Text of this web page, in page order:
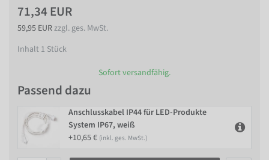
71,34 EUR
59,95 EURzzgl. ges. MwSt.
Inhalt 1 Stück
Sofort versandfähig.
Passend dazu
Anschlusskabel IP44 für LED-Produkte
System IP67, weiß
+10,65 € (inkl. ges. MwSt.)